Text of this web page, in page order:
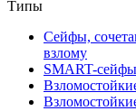
Типы
Сейфы,
взлому
SMART-сейфы